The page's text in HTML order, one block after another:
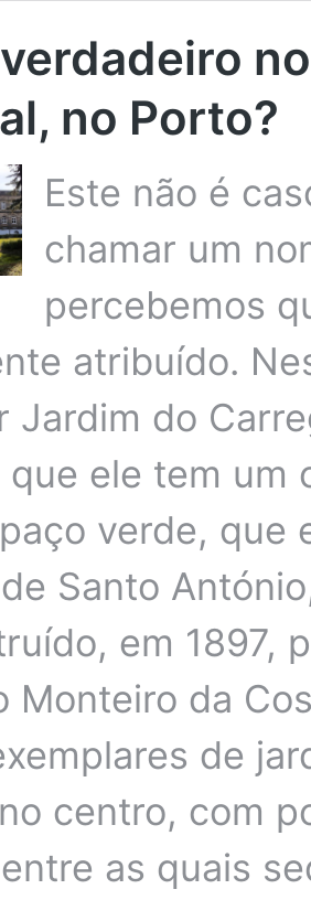
no Porto?
Este não é
chamar um
percebemos
atribuído.
Jardim do
ele tem um
verde, que
Santo
em 1897,
Monteiro da
de
centro, com
as quais